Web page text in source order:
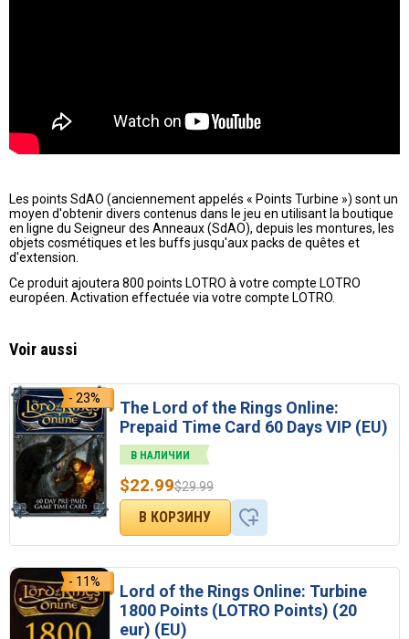
Les points SdAO (anciennement appelés « Points Turbine ») sont un
moyen d'obtenir divers contenus dans le jeu en utilisant la boutique
en ligne du Seigneur des Anneaux (SdAO), depuis les montures, les
objets cosmétiques et les buffs jusqu'aux packs de quêtes et
d'extension.
Ce produit ajoutera 800 points LOTRO à votre compte LOTRO
européen. Activation effectuée via votre compte LOTRO.
Voir aussi
- 23%
The Lord of the Rings Online:
Prepaid Time Card 60 Days VIP (EU)
В НАЛИЧИИ
$29.99
$22.99
- 11%
Lord of the Rings Online: Turbine
1800 Points (LOTRO Points) (20
eur) (EU)